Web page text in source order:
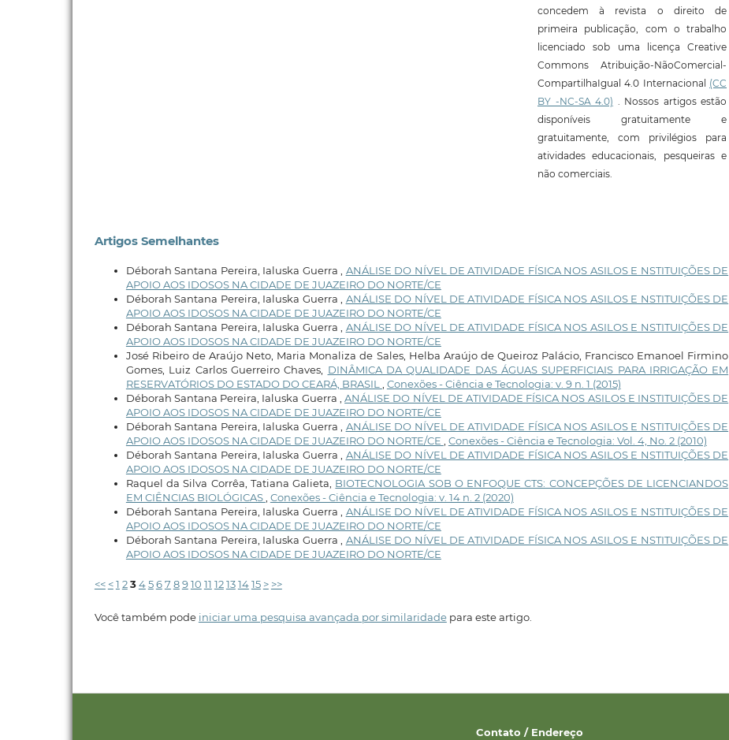
concedem à revista o direito de
primeira publicação, com o trabalho
licenciado sob uma licença Creative
Commons Atribuição-NãoComercial-
CompartilhaIgual 4.0 Internacional (CC
BY -NC-SA 4.0) . Nossos artigos estão
disponíveis gratuitamente e
gratuitamente, com privilégios para
atividades educacionais, pesqueiras e
não comerciais.
Artigos Semelhantes
Déborah Santana Pereira, Ialuska Guerra , ANÁLISE DO NÍVEL DE ATIVIDADE FÍSICA NOS ASILOS E NSTITUIÇÕES DE
APOIO AOS IDOSOS NA CIDADE DE JUAZEIRO DO NORTE/CE
Déborah Santana Pereira, Ialuska Guerra , ANÁLISE DO NÍVEL DE ATIVIDADE FÍSICA NOS ASILOS E NSTITUIÇÕES DE
APOIO AOS IDOSOS NA CIDADE DE JUAZEIRO DO NORTE/CE
Déborah Santana Pereira, Ialuska Guerra , ANÁLISE DO NÍVEL DE ATIVIDADE FÍSICA NOS ASILOS E NSTITUIÇÕES DE
APOIO AOS IDOSOS NA CIDADE DE JUAZEIRO DO NORTE/CE
José Ribeiro de Araújo Neto, Maria Monaliza de Sales, Helba Araújo de Queiroz Palácio, Francisco Emanoel Firmino
Gomes, Luiz Carlos Guerreiro Chaves, DINÂMICA DA QUALIDADE DAS ÁGUAS SUPERFICIAIS PARA IRRIGAÇÃO EM
RESERVATÓRIOS DO ESTADO DO CEARÁ, BRASIL
Conexões - Ciência e Tecnologia: v. 9 n. 1 (2015)
Déborah Santana Pereira, Ialuska Guerra ,ANÁLISE DO NÍVEL DE ATIVIDADE FÍSICA NOS ASILOS E INSTITUIÇÕES DE
APOIO AOS IDOSOS NA CIDADE DE JUAZEIRO DO NORTE/CE
Déborah Santana Pereira, Ialuska Guerra , ANÁLISE DO NÍVEL DE ATIVIDADE FÍSICA NOS ASILOS E NSTITUIÇÕES DE
APOIO AOS IDOSOS NA CIDADE DE JUAZEIRO DO NORTE/CE
Conexões - Ciência e Tecnologia: Vol. 4, No. 2 (2010)
Déborah Santana Pereira, Ialuska Guerra , ANÁLISE DO NÍVEL DE ATIVIDADE FÍSICA NOS ASILOS E NSTITUIÇÕES DE
APOIO AOS IDOSOS NA CIDADE DE JUAZEIRO DO NORTE/CE
Raquel da Silva Corrêa, Tatiana Galieta, BIOTECNOLOGIA SOB O ENFOQUE CTS: CONCEPÇÕES DE LICENCIANDOS
EM CIÊNCIAS BIOLÓGICAS Conexões - Ciência e Tecnologia: v. 14 n. 2 (2020)
Déborah Santana Pereira, Ialuska Guerra , ANÁLISE DO NÍVEL DE ATIVIDADE FÍSICA NOS ASILOS E NSTITUIÇÕES DE
APOIO AOS IDOSOS NA CIDADE DE JUAZEIRO DO NORTE/CE
Déborah Santana Pereira, Ialuska Guerra , ANÁLISE DO NÍVEL DE ATIVIDADE FÍSICA NOS ASILOS E NSTITUIÇÕES DE
APOIO AOS IDOSOS NA CIDADE DE JUAZEIRO DO NORTE/CE
<< <1 234567 8910 11 12131415 > >>
Você também pode iniciar uma pesquisa avançada por similaridadepara este artigo.
Contato / Endereço